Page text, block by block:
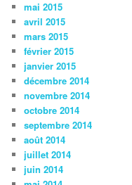
mai 2015
avril 2015
mars 2015
février 2015
janvier 2015
décembre 2014
novembre 2014
octobre 2014
septembre 2014
août 2014
juillet 2014
juin 2014